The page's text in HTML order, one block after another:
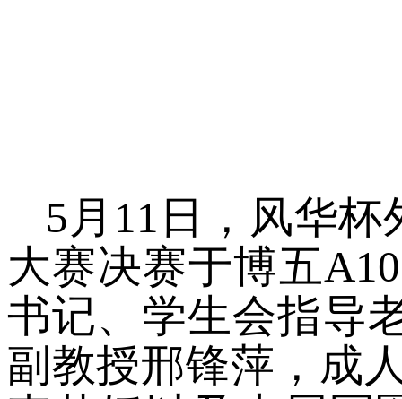
5 月 11 日， 风华杯
大赛决赛于博五
书记、学生会指导
副教授邢锋萍，成